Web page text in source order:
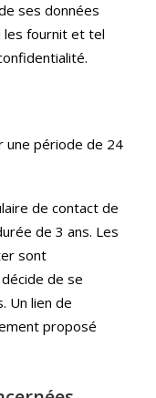
ses données
les fournit et tel
une période de 24
de contact de
de 3 ans. Les
sont
de se
Un lien de
proposé